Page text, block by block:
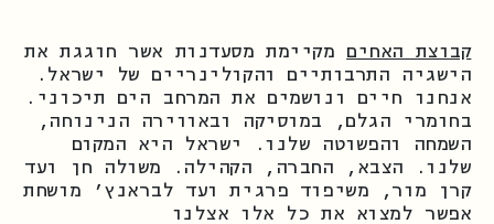
קבוצת האחים מקיימת מסעדנות אשר חוגגת את
הישגיה התרבותיים והקולינריים של ישראל.
אנחנו חיים ונושמים את המרחב הים תיכוני.
בחומרי הגלם, במוסיקה ובאווירה הנינוחה,
השמחה והפשוטה שלנו. ישראל היא המקום
שלנו. הצבא, החברה, הקהילה. משולה חן ועד
קרן מור, משיפוד פרגית ועד לבראנץ׳ מושחת
אפשר למצוא את כל אלו אצלנו